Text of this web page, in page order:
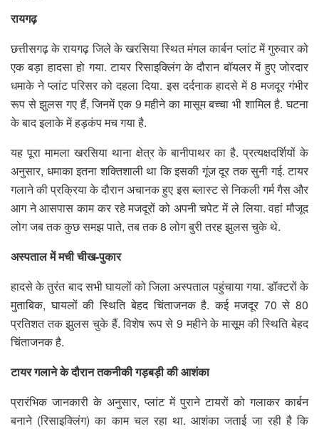
रायगढ़
छत्तीसगढ़ के रायगढ़ जिले के खरसिया स्थित मंगल कार्बन प्लांट में गुरुवार को
एक बड़ा हादसा हो गया. टायर रिसाइक्लिंग के दौरान बॉयलर में हुए जोरदार
धमाके ने प्लांट परिसर को दहला दिया. इस दर्दनाक हादसे में 8 मजदूर गंभीर
रूप से झुलस गए हैं, जिनमें एक 9 महीने का मासूम बच्चा भी शामिल है. घटना
के बाद इलाके में हड़कंप मच गया है.
यह पूरा मामला खरसिया थाना क्षेत्र के बानीपाथर का है. प्रत्यक्षदर्शियों के
अनुसार, धमाका इतना शक्तिशाली था कि इसकी गूंज दूर तक सुनी गई. टायर
गलाने की प्रक्रिया के दौरान अचानक हुए इस ब्लास्ट से निकली गर्म गैस और
आग ने आसपास काम कर रहे मजदूरों को अपनी चपेट में ले लिया. वहां मौजूद
लोग जब तक कुछ समझ पाते, तब तक 8 लोग बुरी तरह झुलस चुके थे.
अस्पताल में मची चीख-पुकार
हादसे के तुरंत बाद सभी घायलों को जिला अस्पताल पहुंचाया गया. डॉक्टरों के
मुताबिक, घायलों की स्थिति बेहद चिंताजनक है. कई मजदूर 70 से 80
प्रतिशत तक झुलस चुके हैं. विशेष रूप से 9 महीने के मासूम की स्थिति बेहद
चिंताजनक है.
टायर गलाने के दौरान तकनीकी गड़बड़ी की आशंका
प्रारंभिक जानकारी के अनुसार, प्लांट में पुराने टायरों को गलाकर कार्बन
बनाने (रिसाइक्लिंग) का काम चल रहा था. आशंका जताई जा रही है कि